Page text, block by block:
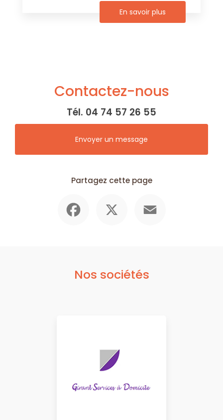
En savoir plus
Contactez-nous
Tél. 04 74 57 26 55
Envoyer un message
Partagez cette page
Nos sociétés